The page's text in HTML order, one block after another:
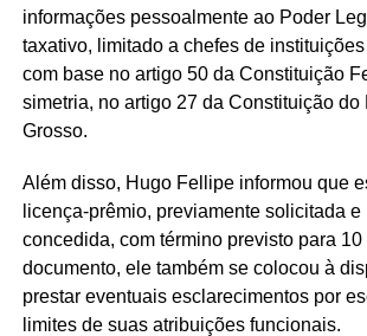
informações pessoalmente ao Poder
taxativo, limitado a chefes de
com base no artigo 50 da Constituição
simetria, no artigo 27 da Constituição do
Grosso.
Além disso, Hugo Fellipe informou que
licença-prêmio, previamente solicitada
concedida, com término previsto para
documento, ele também se colocou à
prestar eventuais esclarecimentos por
limites de suas atribuições funcionais.